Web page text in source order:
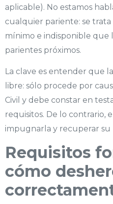
aplicable). No estamos
cualquier pariente: se
mínimo e indisponible que
parientes próximos.
La clave es entender que
libre: sólo procede por
Civil y debe constar en
requisitos. De lo contrario,
impugnarla y recuperar su
Requisitos
cómo